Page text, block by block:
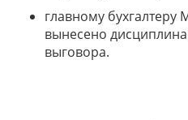
главному бухгалтеру
вынесено
выговора.